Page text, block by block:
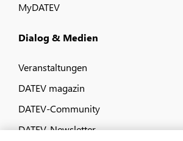
MyDATEV
Dialog & Medien
Veranstaltungen
DATEV magazin
DATEV-Community
DATEV-Newsletter